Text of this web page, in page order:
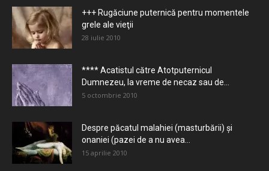
+++ Rugăciune puternică pentru momentele
grele ale vieţii
28 iulie 2010
**** Acatistul către Atotputernicul
Dumnezeu, la vreme de necaz sau de...
5 octombrie 2010
Despre păcatul malahiei (masturbării) şi
onaniei (pazei de a nu avea...
15 aprilie 2010